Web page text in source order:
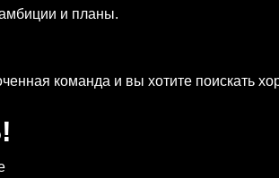
и планы.
команда и вы хотите поискать